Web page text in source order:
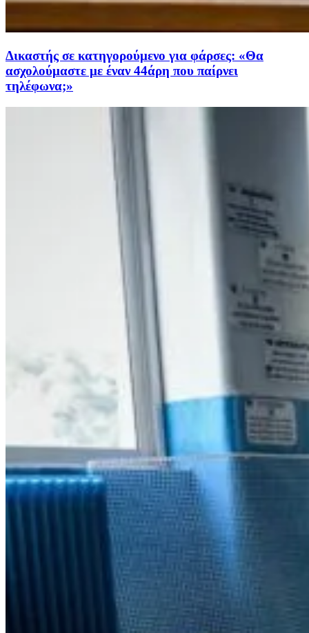
Δικαστής σε κατηγορούμενο για φάρσες: «Θα
ασχολούμαστε με έναν 44άρη που παίρνει
τηλέφωνα;»